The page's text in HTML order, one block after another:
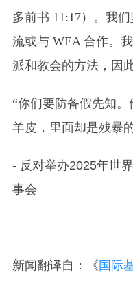
多前书 11:17）。我
流或与 WEA 合作。
派和教会的方法，因
“你们要防备假先知
羊皮，里面却是残暴
- 反对举办2025年世
事会
新闻翻译自：《国际